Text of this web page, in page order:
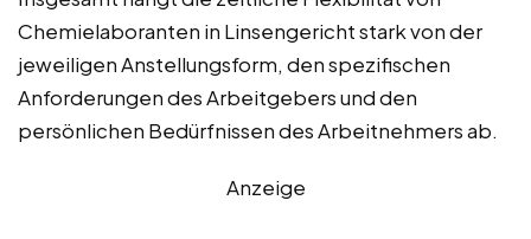
Chemielaboranten in Linsengericht stark von der
jeweiligen Anstellungsform, den spezifischen
Anforderungen des Arbeitgebers und den
persönlichen Bedürfnissen des Arbeitnehmers ab.
Anzeige